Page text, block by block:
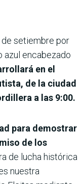
setiembre por
azul encabezado
en el
de la ciudad
a las 9:00.
para demostrar
de los
de lucha histórica
nuestra